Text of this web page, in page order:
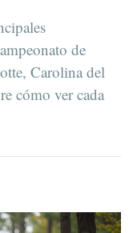
de
Carolina del
cómo ver cada